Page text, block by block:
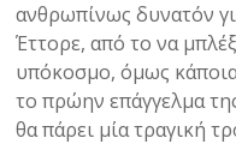
ανθρωπίνως δυνατόν
Έττορε, από το να
υπόκοσμο, όμως κάποια
το πρώην επάγγελμα
θα πάρει μία τραγική